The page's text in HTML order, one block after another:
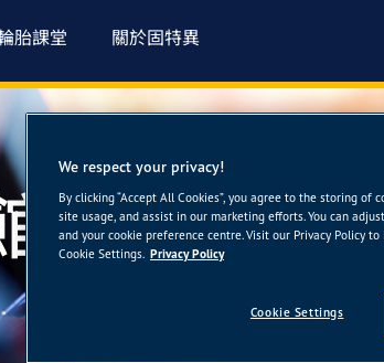
胎課堂 關於固特異
We respect your privacy!
By clicking “Accept All Cookies”, you agree to the storing
site usage, and assist in our marketing efforts. You can
and your cookie preference centre. Visit our Privacy Policy
Cookie Settings. Privacy Policy
Cookie Settings